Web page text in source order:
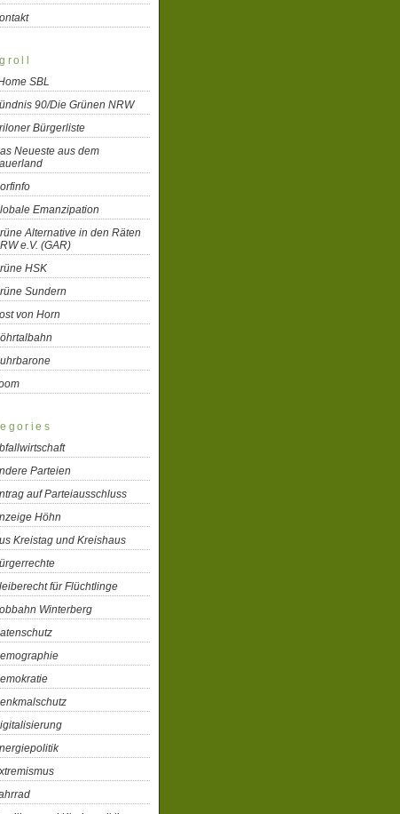
SBL
90/Die Grünen NRW
Bürgerliste
Neueste aus dem
Emanzipation
Alternative in den Räten
e.V. (GAR)
HSK
Sundern
von Horn
Parteien
auf Parteiausschluss
Höhn
Kreistag und Kreishaus
für Flüchtlinge
Winterberg